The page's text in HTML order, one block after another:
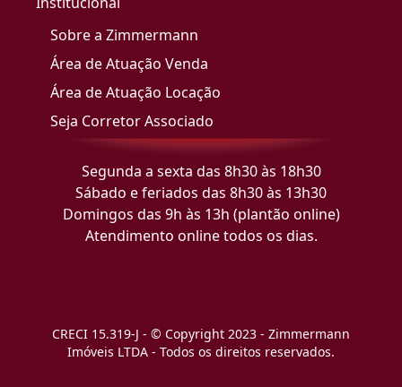
Sobre a Zimmermann
Área de Atuação Venda
Área de Atuação Locação
Seja Corretor Associado
Segunda a sexta das 8h30 às 18h30
Sábado e feriados das 8h30 às 13h30
Domingos das 9h às 13h (plantão online)
Atendimento online todos os dias.
CRECI 15.319-J - © Copyright 2023 - Zimmermann
Imóveis LTDA - Todos os direitos reservados.